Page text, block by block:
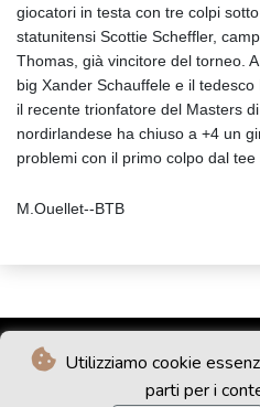
Utilizziamo cookie
parti per i
giocatori in testa con tre colpi
statunitensi Scottie Scheffler,
Thomas, già vincitore del torneo.
big Xander Schauffele e il
il recente trionfatore del Masters
nordirlandese ha chiuso a +4 un
problemi con il primo colpo dal tee
M.Ouellet--BTB